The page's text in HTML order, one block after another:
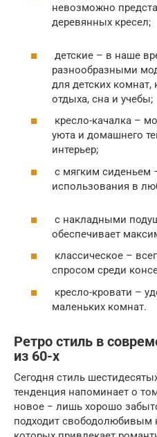
невозможно
деревянных кресел;
детские – в наше
разнообразными
для детских
отдыха, сна и учебы;
кресло-качалка –
уюта и домашнего
интерьер;
с мягким сиденьем
использования в
с накладными
обеспечивает
классическое –
спросом среди
кресло-кровати –
маленьких комнат.
Ретро стиль в
из 60-х
Сегодня стиль
тенденция напоминает о
новое − лишь хорошо
подходит